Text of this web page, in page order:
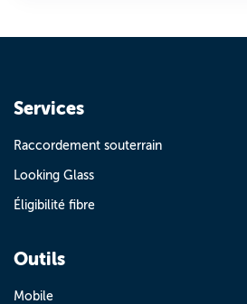
Services
Raccordement souterrain
Looking Glass
Éligibilité fibre
Outils
Mobile